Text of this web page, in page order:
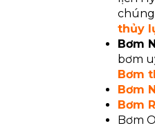
thủy
Bơm
bơm
Bơm
Bơm
Bơm
Bơm